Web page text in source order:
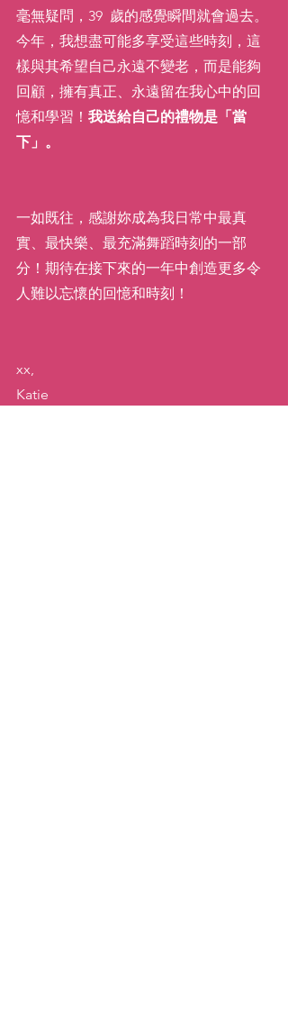
毫無疑問，39  歲的感覺瞬間就會過去。
今年，我想盡可能多享受這些時刻，這
樣與其希望自己永遠不變老，而是能夠
回顧，擁有真正、永遠留在我心中的回
憶和學習！ 我送給自己的禮物是「當
下」。
一如既往，感謝妳成為我日常中最真
實、最快樂、最充滿舞蹈時刻的一部
分！期待在接下來的一年中創造更多令
人難以忘懷的回憶和時刻！
xx,
Katie